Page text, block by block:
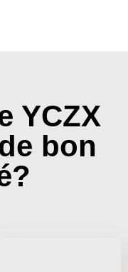
YCZX
bon